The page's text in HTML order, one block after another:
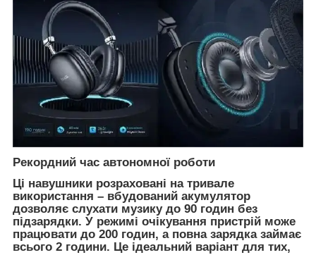
Рекордний час автономної роботи
Ці навушники розраховані на тривале
використання – вбудований акумулятор
дозволяє слухати музику до 90 годин без
підзарядки. У режимі очікування пристрій може
працювати до 200 годин, а повна зарядка займає
всього 2 години. Це ідеальний варіант для тих,